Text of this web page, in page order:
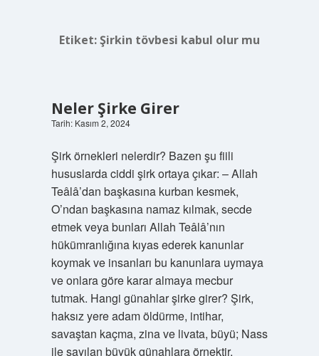
Etiket:Şirkin tövbesi kabul olur mu
Neler Şirke Girer
Tarih: Kasım 2, 2024
Şirk örnekleri nelerdir? Bazen şu fiili
hususlarda ciddi şirk ortaya çıkar: – Allah
Teâlâ’dan başkasına kurban kesmek,
O’ndan başkasına namaz kılmak, secde
etmek veya bunları Allah Teâlâ’nın
hükümranlığına kıyas ederek kanunlar
koymak ve insanları bu kanunlara uymaya
ve onlara göre karar almaya mecbur
tutmak. Hangi günahlar şirke girer? Şirk,
haksız yere adam öldürme, intihar,
savaştan kaçma, zina ve livata, büyü; Nass
ile sayılan büyük günahlara örnektir.